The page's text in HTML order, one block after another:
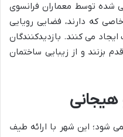
شده توسط معماران فرانسوی
که دارند، فضایی رویایی
می کنند. بازدیدکنندگان
بزنند و از زیبایی ساختمان
هیجانی
شود؛ این شهر با ارائه طیف